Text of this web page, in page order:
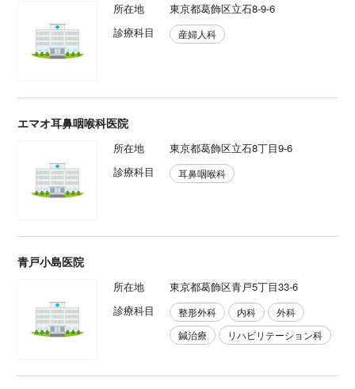
所在地
東京都葛飾区立石8-9-6
診療科目
産婦人科
エマオ耳鼻咽喉科医院
所在地
東京都葛飾区立石8丁目9-6
診療科目
耳鼻咽喉科
青戸小島医院
所在地
東京都葛飾区青戸5丁目33-6
診療科目
整形外科 内科
外科
鍼治療
リハビリテーション科